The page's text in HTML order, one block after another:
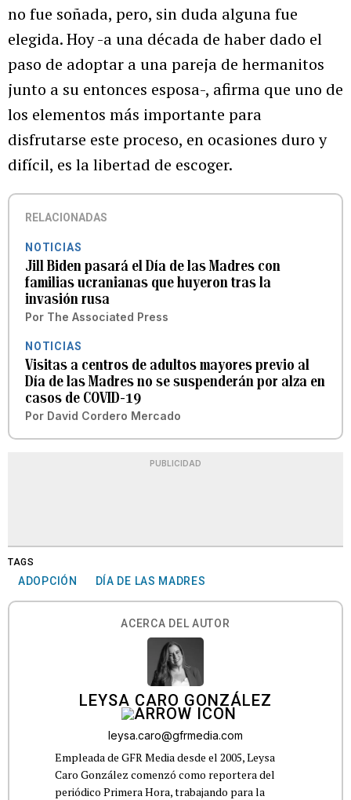
no fue soñada, pero, sin duda alguna fue
elegida. Hoy -a una década de haber dado el
paso de adoptar a una pareja de hermanitos
junto a su entonces esposa-, afirma que uno de
los elementos más importante para
disfrutarse este proceso, en ocasiones duro y
difícil, es la libertad de escoger.
RELACIONADAS
NOTICIAS
Jill Biden pasará el Día de las Madres con
familias ucranianas que huyeron tras la
invasión rusa
Por The Associated Press
NOTICIAS
Visitas a centros de adultos mayores previo al
Día de las Madres no se suspenderán por alza en
casos de COVID-19
Por David Cordero Mercado
PUBLICIDAD
TAGS
ADOPCIÓN DÍA DE LAS MADRES
ACERCA DEL AUTOR
LEYSA CARO GONZÁLEZ
leysa.caro@gfrmedia.com
Empleada de GFR Media desde el 2005, Leysa
Caro González comenzó como reportera del
periódico Primera Hora, trabajando para la